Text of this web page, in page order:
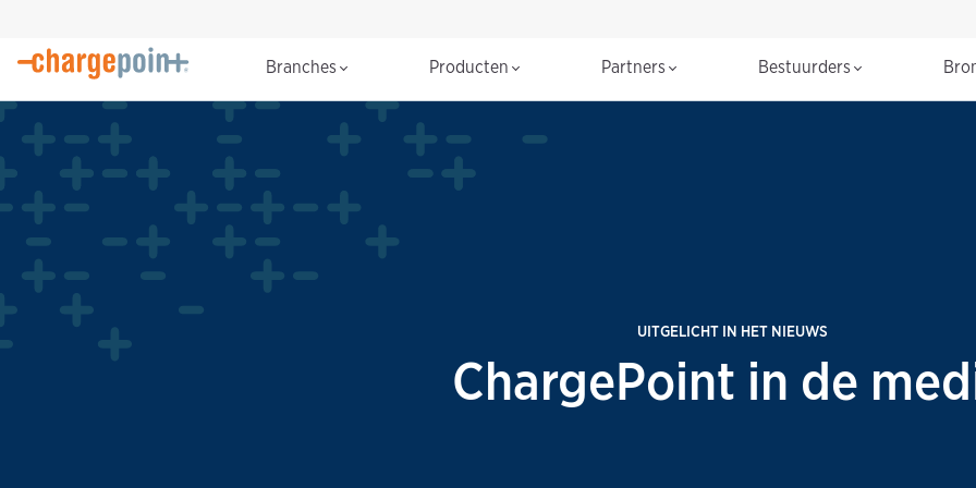
Branches Producten Partners Bestuurders
UITGELICHT IN HET NIEUWS
ChargePoint in de